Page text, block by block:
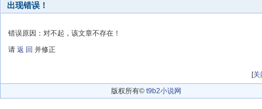
出现错误！
错误原因：对不起，该文章不存在！
请 返 回 并修正
[关
版权所有© t9b2小说网